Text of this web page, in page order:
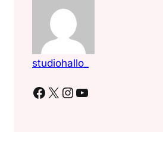
studiohallo_
Facebook X Instagram YouTube